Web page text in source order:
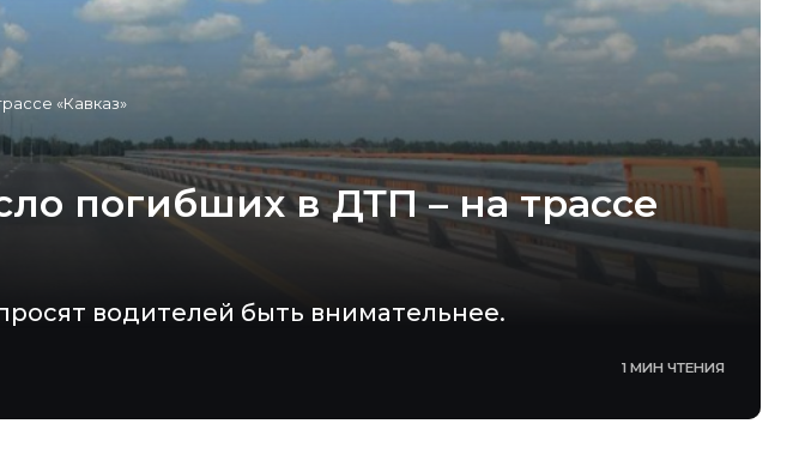
«Кавказ»
погибших в ДТП – на трассе
водителей быть внимательнее.
1 МИН ЧТЕНИЯ